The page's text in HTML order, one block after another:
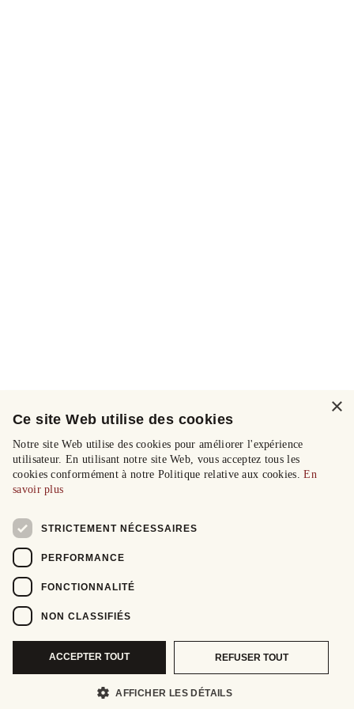
×
Ce site Web utilise des cookies
Notre site Web utilise des cookies pour améliorer l'expérience
utilisateur. En utilisant notre site Web, vous acceptez tous les
cookies conformément à notre Politique relative aux cookies.En
savoir plus
STRICTEMENT NÉCESSAIRES
PERFORMANCE
FONCTIONNALITÉ
NON CLASSIFIÉS
ACCEPTER TOUT REFUSER TOUT
AFFICHER LES DÉTAILS